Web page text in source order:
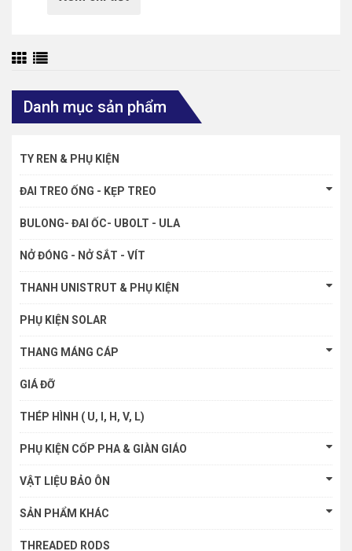
Danh mục sản phẩm
TY REN & PHỤ KIỆN
ĐAI TREO ỐNG - KẸP TREO
BULONG- ĐAI ỐC- UBOLT - ULA
NỞ ĐÓNG - NỞ SẮT - VÍT
THANH UNISTRUT & PHỤ KIỆN
PHỤ KIỆN SOLAR
THANG MÁNG CÁP
GIÁ ĐỠ
THÉP HÌNH ( U, I, H, V, L)
PHỤ KIỆN CỐP PHA & GIÀN GIÁO
VẬT LIỆU BẢO ÔN
SẢN PHẨM KHÁC
THREADED RODS